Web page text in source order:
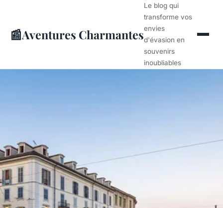
📰Aventures Charmantes
Le blog qui
transforme vos
envies
d'évasion en
souvenirs
inoubliables